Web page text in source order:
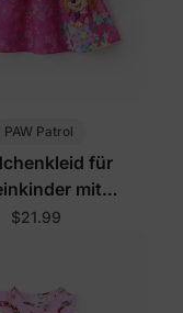
PAW Patrol
für
mit
in
$21.99
Sie unserer